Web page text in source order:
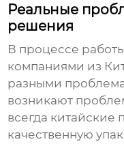
Реальные
решения
В процессе
компаниями из
разными
возникают
всегда китайские
качественную